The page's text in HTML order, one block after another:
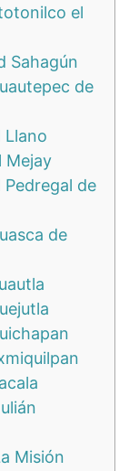
el
Sahagún
de
Llano
Mejay
Pedregal de
de
Misión